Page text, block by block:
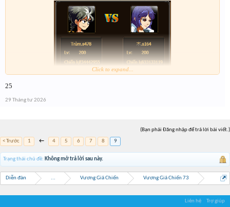
Click to expand...
25
29 Tháng tư 2026
(Bạn phải Đăng nhập để trả lời bài viết.)
< Trước
1 ← 4 5 6 7 8 9
Trạng thái chủ đề: Không mở trả lời sau này.
Diễn đàn ... Vương Giả Chiến Vương Giả Chiến 73
Liên hệ Trợ giúp